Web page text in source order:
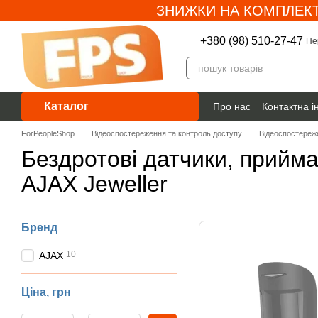
Перейти до основного контентуЗНИЖКИ НА
+380 (98) 510-27-47
Каталог Про нас Контактна
Гарантія
ForPeopleShop Відеоспостереження та контроль доступу
Бездротові датчики,
AJAX Jeweller
Бренд
AJAX 10
Ціна, грн